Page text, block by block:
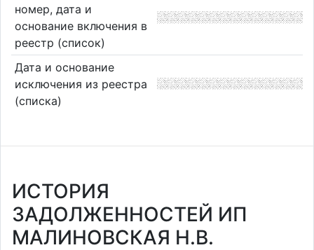
номер, дата и
основание включения в
реестр (список)
Дата и основание
исключения из реестра
(списка)
ИСТОРИЯ
ЗАДОЛЖЕННОСТЕЙ ИП
МАЛИНОВСКАЯ Н.В.